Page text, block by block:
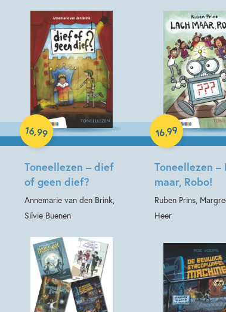
Toneellezen – dief
of geen dief?
Annemarie van den Brink,
Silvie Buenen
16,99
Hardcover
Toneellezen –
maar, Robo!
Ruben Prins,
Heer
16,99
Hardcover